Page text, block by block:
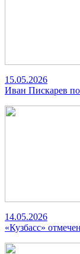
15.05.2026
Иван Пискарев
14.05.2026
«Кузбасс»